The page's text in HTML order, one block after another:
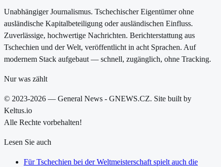
Unabhängiger Journalismus. Tschechischer Eigentümer ohne
ausländische Kapitalbeteiligung oder ausländischen Einfluss.
Zuverlässige, hochwertige Nachrichten. Berichterstattung aus
Tschechien und der Welt, veröffentlicht in acht Sprachen. Auf
modernem Stack aufgebaut — schnell, zugänglich, ohne Tracking.
Nur was zählt
© 2023-2026 — General News - GNEWS.CZ. Site built by
Keltus.io
Alle Rechte vorbehalten!
Lesen Sie auch
Für Tschechien bei der Weltmeisterschaft spielt auch die